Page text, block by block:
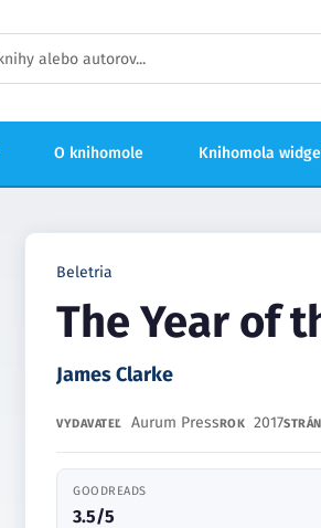
O knihomole Knihomola
Beletria
The Year of
James Clarke
VYDAVATEĽ Aurum PressROK 2017STRÁN
GOODREADS
3.5/5